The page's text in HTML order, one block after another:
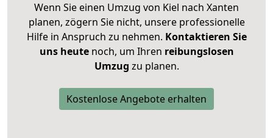
Wenn Sie einen Umzug von Kiel nach Xanten
planen, zögern Sie nicht, unsere professionelle
Hilfe in Anspruch zu nehmen. Kontaktieren Sie
uns heutenoch, um Ihren reibungslosen
Umzug zu planen.
Kostenlose Angebote erhalten